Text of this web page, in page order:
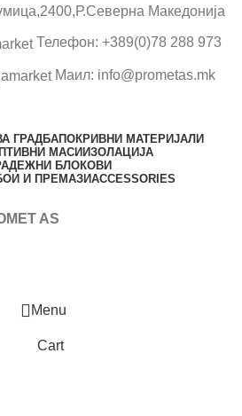
Македонија
Телефон: +389(0)78 288 973
Маил: info@prometas.mk
ГРАДБАПОКРИВНИ МАТЕРИЈАЛИ
МАСИ ИЗОЛАЦИЈА
БЛОКОВИ
И ПРЕМАЗИACCESSORIES
AS
Menu
Cart